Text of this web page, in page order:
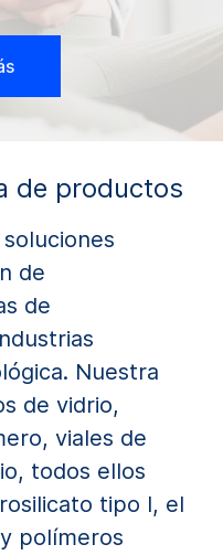
de productos
de
de
Nuestra
de vidrio,
viales de
todos ellos
tipo I, el
polímeros